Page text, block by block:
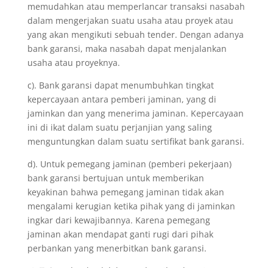
memudahkan atau memperlancar transaksi nasabah
dalam mengerjakan suatu usaha atau proyek atau
yang akan mengikuti sebuah tender. Dengan adanya
bank garansi, maka nasabah dapat menjalankan
usaha atau proyeknya.
c). Bank garansi dapat menumbuhkan tingkat
kepercayaan antara pemberi jaminan, yang di
jaminkan dan yang menerima jaminan. Kepercayaan
ini di ikat dalam suatu perjanjian yang saling
menguntungkan dalam suatu sertifikat bank garansi.
d). Untuk pemegang jaminan (pemberi pekerjaan)
bank garansi bertujuan untuk memberikan
keyakinan bahwa pemegang jaminan tidak akan
mengalami kerugian ketika pihak yang di jaminkan
ingkar dari kewajibannya. Karena pemegang
jaminan akan mendapat ganti rugi dari pihak
perbankan yang menerbitkan bank garansi.